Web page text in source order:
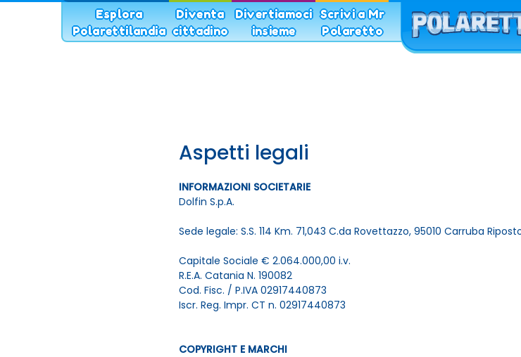
Navigazione
principale
Esplora
Polarettilandia
Diventa
cittadino
Divertiamoci
insieme
Scrivi a Mr
Polaretto
Aspetti legali
INFORMAZIONI SOCIETARIE
Dolfin S.p.A.
Sede legale: S.S. 114 Km. 71,043 C.da Rovettazzo, 95010 Carruba
Capitale Sociale € 2.064.000,00 i.v.
R.E.A. Catania N. 190082
Cod. Fisc. / P.IVA 02917440873
Iscr. Reg. Impr. CT n. 02917440873
COPYRIGHT E MARCHI